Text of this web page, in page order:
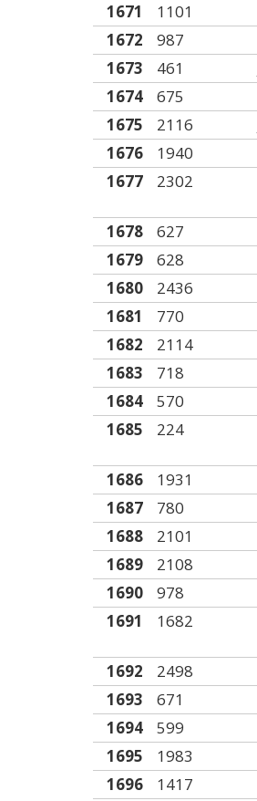
1671
1101
1672
987
1673
461
1674
675
1675
2116
1676
1940
1677
2302
1678 627
1679
628
1680
2436
1681
770
1682
2114
1683
718
1684
570
1685
224
1686 1931
1687
780
1688
2101
1689
2108
1690
978
1691
1682
1692 2498
1693
671
1694
599
1695
1983
1696
1417